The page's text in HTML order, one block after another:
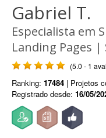
Gabriel T.
Especialista em
Landing Pages |
(5.0 - 1
Ranking: 17484 | Projetos
Registrado desde: 16/05/